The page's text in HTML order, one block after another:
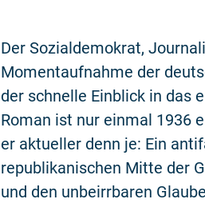
Der Sozialdemokrat,
Momentaufnahme der
der schnelle Einblick in das
Roman ist nur einmal 1936
er aktueller denn je: Ein
republikanischen Mitte der
und den unbeirrbaren